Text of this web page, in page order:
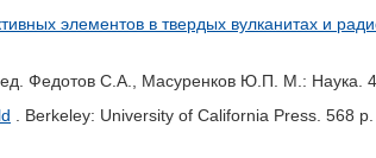
элементов в твердых вулканитах и
Федотов С.А. Масуренков Ю.П.
М.: Наука.
. Berkeley: University of California Press. 568 p.